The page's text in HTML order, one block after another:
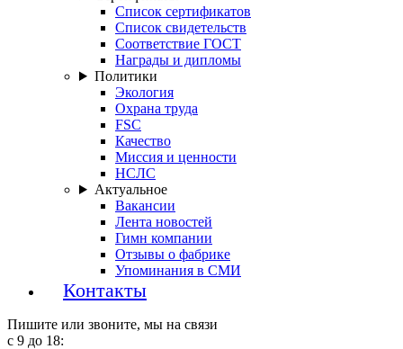
Список сертификатов
Список свидетельств
Соответствие ГОСТ
Награды и дипломы
Политики
Экология
Охрана труда
FSC
Качество
Миссия и ценности
НСЛС
Актуальное
Вакансии
Лента новостей
Гимн компании
Отзывы о фабрике
Упоминания в СМИ
Контакты
Пишите или звоните, мы на связи
с 9 до 18: